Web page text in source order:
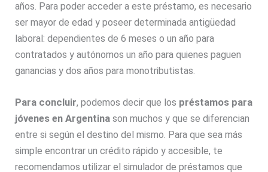
años. Para poder acceder a este préstamo, es necesario
ser mayor de edad y poseer determinada antigüedad
laboral: dependientes de 6 meses o un año para
contratados y autónomos un año para quienes paguen
ganancias y dos años para monotributistas.
Para concluir, podemos decir que los préstamos para
jóvenes en Argentina son muchos y que se diferencian
entre si según el destino del mismo. Para que sea más
simple encontrar un crédito rápido y accesible, te
recomendamos utilizar el simulador de préstamos que